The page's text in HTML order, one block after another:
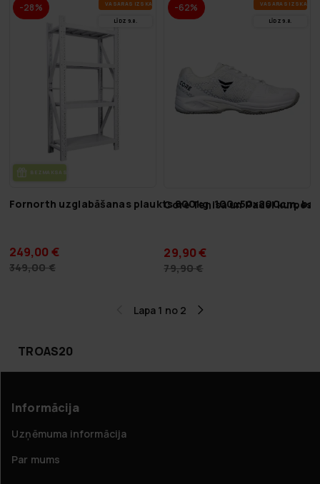
-28% VA­SA­RAS IZ­SKA­ŅA
LĪDZ 9.8.
BEZ­MAK­SAS PIE­GĀ­DE
Fornorth uzglabāšanas plaukts 800kg, 100x50x200cm,
249,00 €
349,00 €
-62% VA­SA­RAS IZ­SKA­ŅA
LĪDZ 9.8.
Core Tenisa un Padel kurpes
29,90 €
79,90 €
Lapa 1 no 2
TROAS20
Informācija
Uzņēmuma informācija
Par mums